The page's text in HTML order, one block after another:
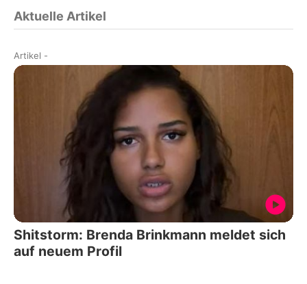
Aktuelle Artikel
Artikel -
Shitstorm: Brenda Brinkmann meldet sich
auf neuem Profil